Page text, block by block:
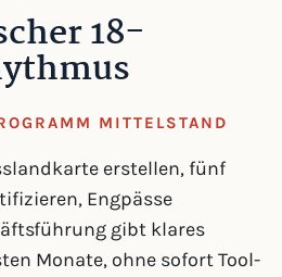
18-
MITTELSTAND
erstellen, fünf
Engpässe
gibt klares
Monate, ohne sofort Tool-